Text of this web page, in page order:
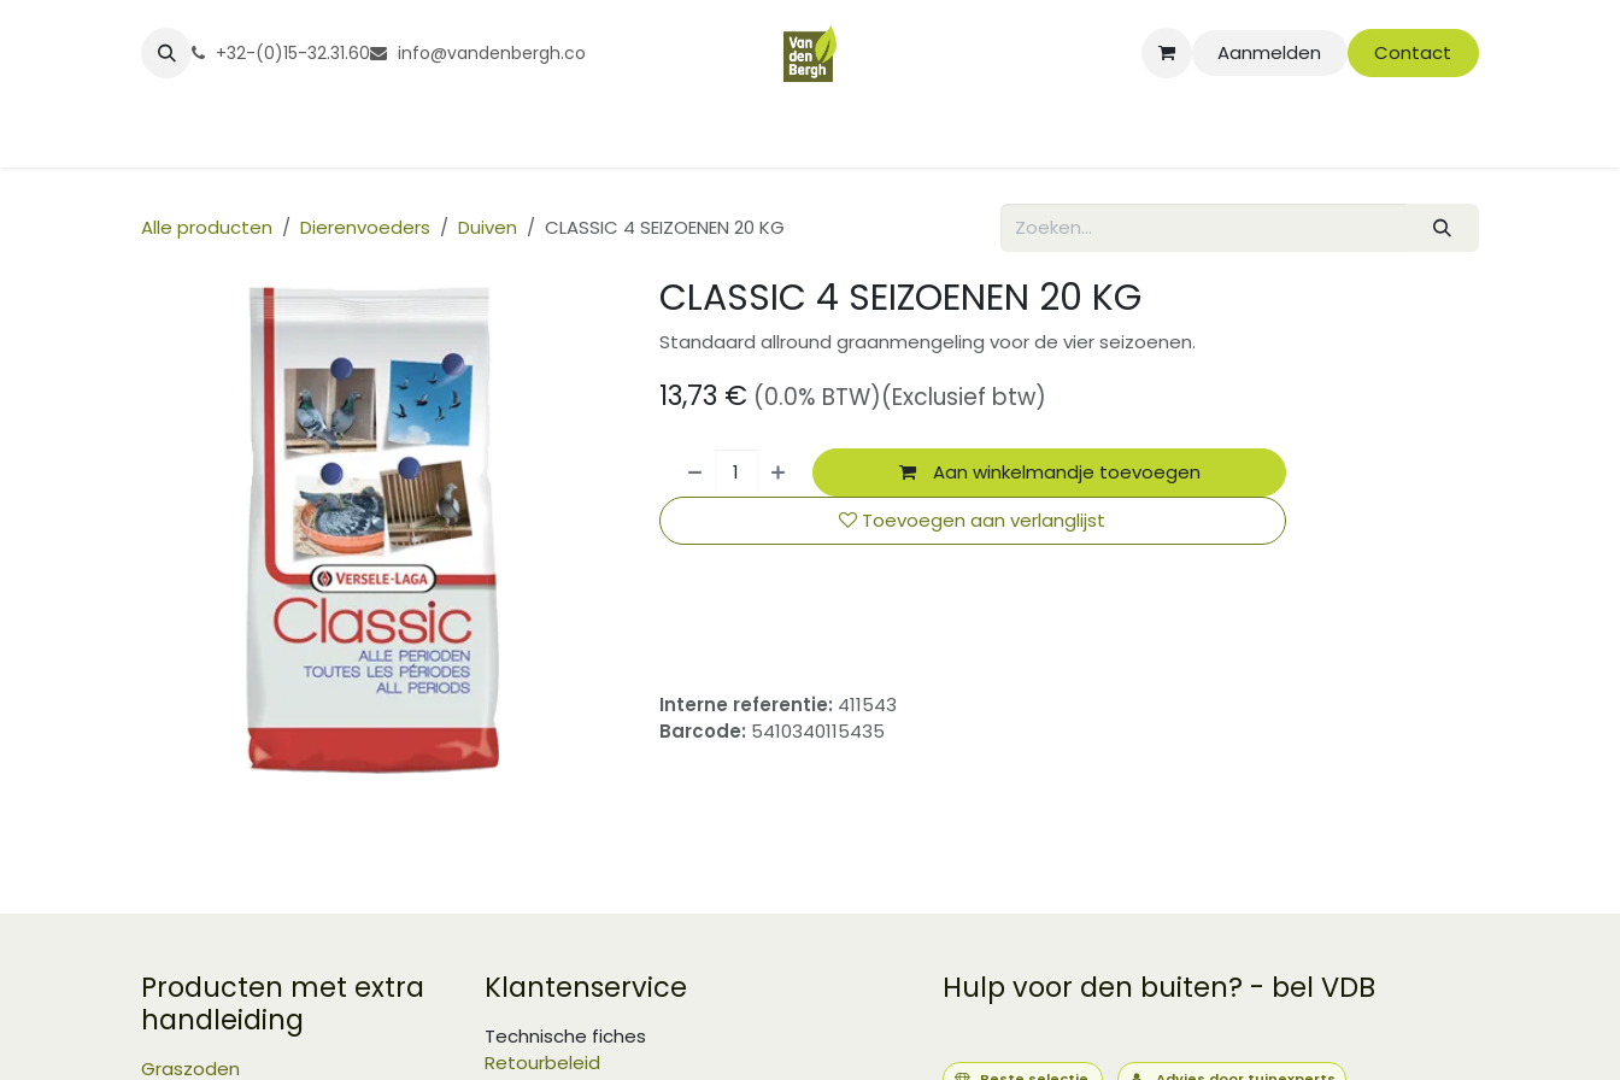
+32-(0)15-32.31.60 info@vandenbergh.co Aanmelden Contact
Alle producten Dierenvoeders Duiven CLASSIC 4 SEIZOENEN 20 KG
CLASSIC 4 SEIZOENEN 20 KG
Standaard allround graanmengeling voor de vier seizoenen.
13,73 € (0.0% BTW)(Exclusief btw)
Aan winkelmandje toevoegen
Toevoegen aan verlanglijst
Interne referentie: 411543
Barcode: 5410340115435
Producten met extra
handleiding
Graszoden
Klantenservice
Technische fiches
Retourbeleid
Hulp voor den buiten? - bel VDB